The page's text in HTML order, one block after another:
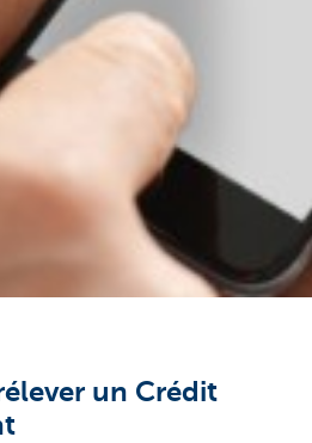
un Crédit